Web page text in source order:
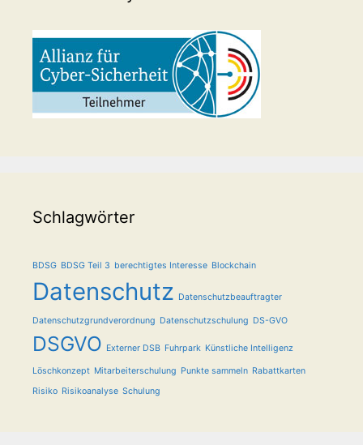
Schlagwörter
BDSG BDSG Teil 3 berechtigtes Interesse Blockchain
Datenschutz Datenschutzbeauftragter
Datenschutzgrundverordnung Datenschutzschulung DS-GVO
DSGVO Externer DSB Fuhrpark Künstliche Intelligenz
Löschkonzept Mitarbeiterschulung Punkte sammeln Rabattkarten
Risiko Risikoanalyse Schulung